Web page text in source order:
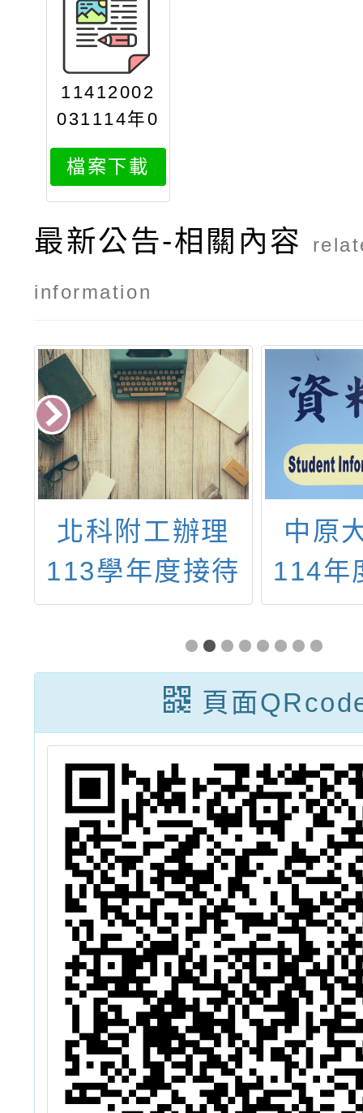
11412002
031114年0
506月份活
動報名資訊
檔案下載
最新公告-相關內容
information
北科附工辦理
113學年度接待
美國芝加哥農業
高校交流--座談
活動
中原
114年
市原
原色
頁面